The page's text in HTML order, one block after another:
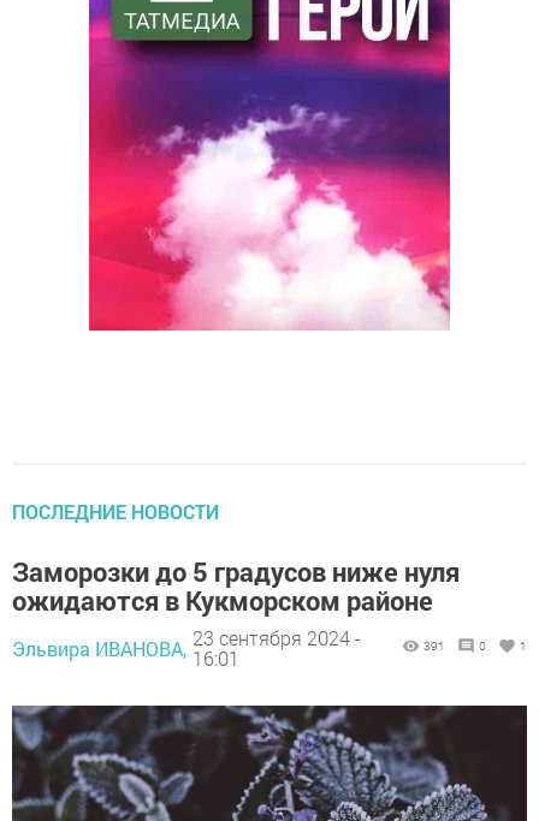
ПОСЛЕДНИЕ НОВОСТИ
Заморозки до 5 градусов ниже нуля
ожидаются в Кукморском районе
Эльвира ИВАНОВА, 23 сентября 2024 -
16:01
391 0 1